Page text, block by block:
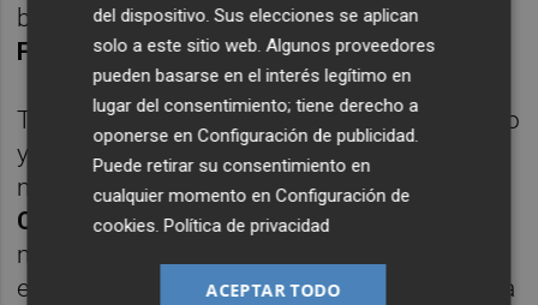
baloncesto español según nos cuenta
Fernando Miñana.
Todos tenemos dos patrias, la de nacimiento
y la de adopción, pero él tiene otra: la
música. Nacido en València,José Luis
Castilloes una de las referencias de la
música clásica a nivel internacional desde
ese México que adora. Nuestra colaboradora
del dispositivo. Sus elecciones se aplican
solo a este sitio web. Algunos proveedores
pueden basarse en el interés legítimo en
lugar del consentimiento; tiene derecho a
oponerse enConfiguración de publicidad
Puede retirar su consentimiento en
cualquier momento enConfiguración de
cookies .Política de privacidad
ACEPTAR TODO